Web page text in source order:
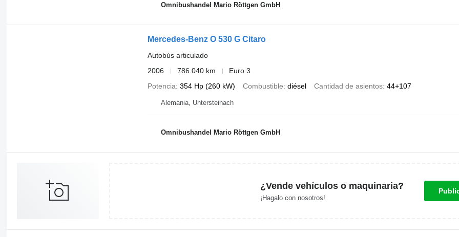
Omnibushandel Mario Röttgen GmbH
Mercedes-Benz O 530 G Citaro
Autobús articulado
2006
786.040 km
Euro 3
Potencia 354 Hp (260 kW) Combustible diésel Cantidad de asientos 44+107
Alemania, Untersteinach
Omnibushandel Mario Röttgen GmbH
¿Vende vehículos o maquinaria?
¡Hagalo con nosotros!